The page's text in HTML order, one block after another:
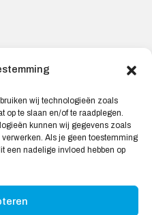
wij technologieën zoals
op te slaan en/of te raadplegen.
kunnen wij gegevens zoals
Als je geen toestemming
een nadelige invloed hebben op